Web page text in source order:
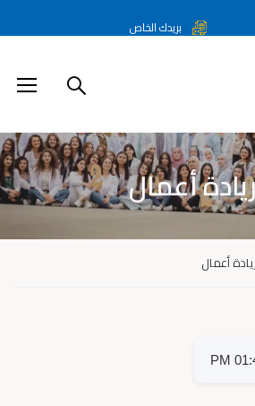
بريدك الخاص
أعمال
أعمال